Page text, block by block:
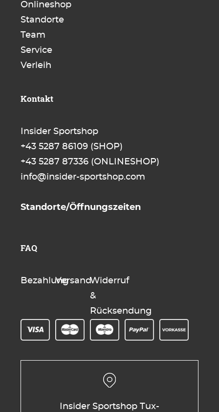
Onlineshop
Standorte
Team
Service
Verleih
Kontakt
Insider Sportshop
+43 5287 86109 (SHOP)
+43 5287 87336 (ONLINESHOP)
info@insider-sportshop.com
Standorte/Öffnungszeiten
FAQ
BezahlungVersandWiderruf
&
Rücksendung
Insider Sportshop Tux-